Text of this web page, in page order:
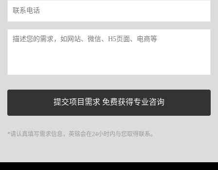
*请认真填写需求信息，英铭会在24小时内与您取得联系。